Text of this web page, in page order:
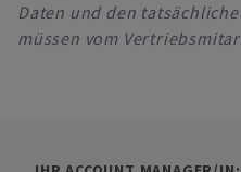
Daten und den
müssen vom